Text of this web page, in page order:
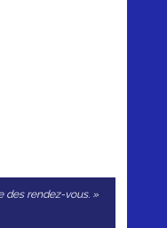
des rendez-vous. »